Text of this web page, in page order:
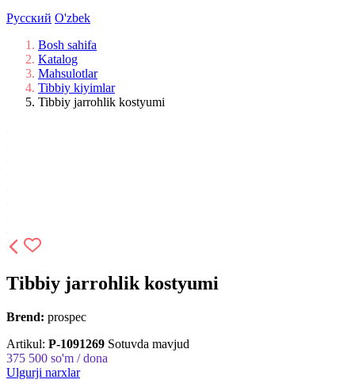
Русский O'zbek
Bosh sahifa
Katalog
Mahsulotlar
Tibbiy kiyimlar
Tibbiy jarrohlik kostyumi
Tibbiy jarrohlik kostyumi
Brend: prospec
Artikul: P-1091269 Sotuvda mavjud
375 500 so'm / dona
Ulgurji narxlar